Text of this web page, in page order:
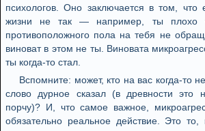
психологов. Оно заключается в том, что
жизни не так — например, ты плохо
противоположного пола на тебя не
виноват в этом не ты. Виновата
ты когда-то стал.
Вспомните: может, кто на вас когда-то
слово дурное сказал (в древности это
порчу)? И, что самое важное,
обязательно реальное действие. Это то,